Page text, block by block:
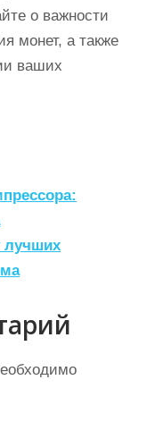
о важности
монет, а также
ваших
лучших